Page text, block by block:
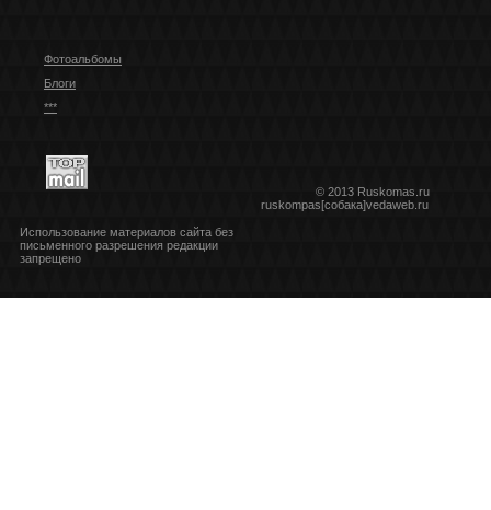
Фотоальбомы
Блоги
***
© 2013 Ruskomas.ru
ruskompas[собака]vedaweb.ru
Использование материалов сайта без
письменного разрешения редакции
запрещено